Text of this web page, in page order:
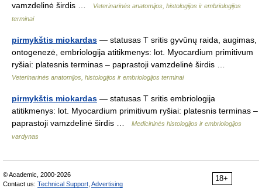
vamzdelinė širdis …
Veterinarinės anatomijos, histologijos ir embriologijos
terminai
pirmykštis miokardas — statusas T sritis gyvūnų raida, augimas,
ontogenezė, embriologija atitikmenys: lot. Myocardium primitivum
ryšiai: platesnis terminas – paprastoji vamzdelinė širdis …
Veterinarinės anatomijos, histologijos ir embriologijos terminai
pirmykštis miokardas — statusas T sritis embriologija
atitikmenys: lot. Myocardium primitivum ryšiai: platesnis terminas –
paprastoji vamzdelinė širdis …
Medicininės histologijos ir embriologijos
vardynas
18+
© Academic, 2000-2026
Contact us: Technical Support Advertising